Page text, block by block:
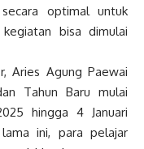
optimal untuk
bisa dimulai
Aries Agung Paewai
Tahun Baru mulai
hingga 4 Januari
ini, para pelajar